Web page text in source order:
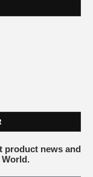
product news and